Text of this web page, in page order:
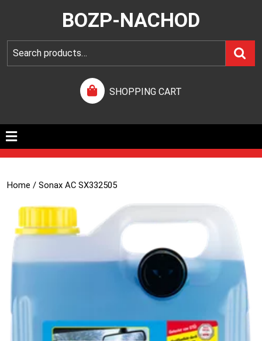
BOZP-NACHOD
SHOPPING CART
Home / Sonax AC SX332505